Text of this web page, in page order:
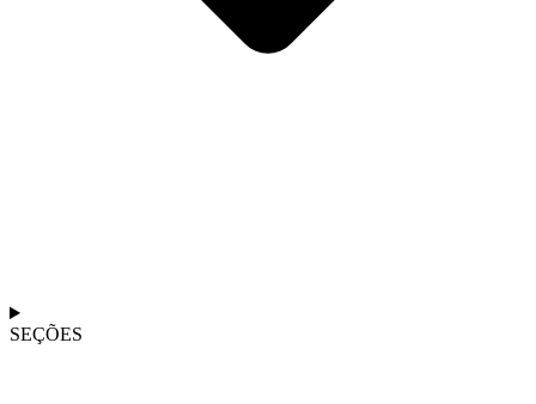
SEÇÕES